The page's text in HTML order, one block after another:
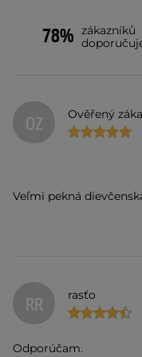
78% zákazníků
OZ Ověřený
Veľmi pekná
RR rasťo
Odporúčam.